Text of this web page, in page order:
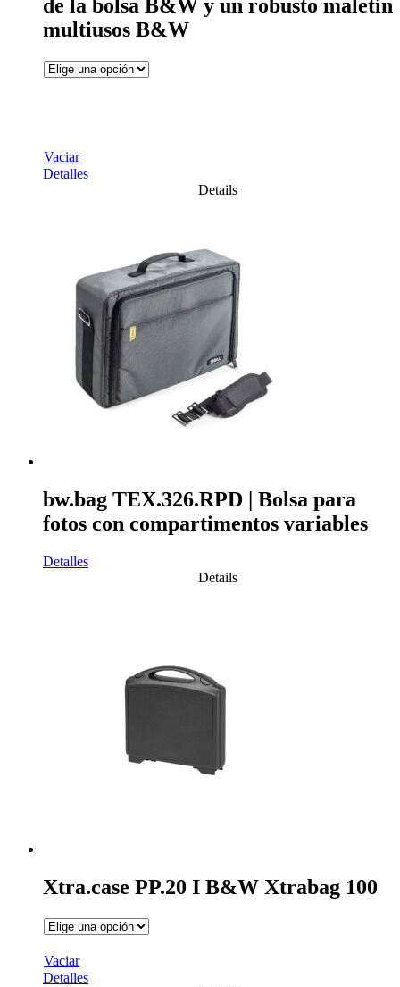
de la bolsa B&W y un robusto maletín
multiusos B&W
Vaciar
Detalles
Details
bw.bag TEX.326.RPD | Bolsa para
fotos con compartimentos variables
Detalles
Details
Xtra.case PP.20 I B&W Xtrabag 100
Vaciar
Detalles